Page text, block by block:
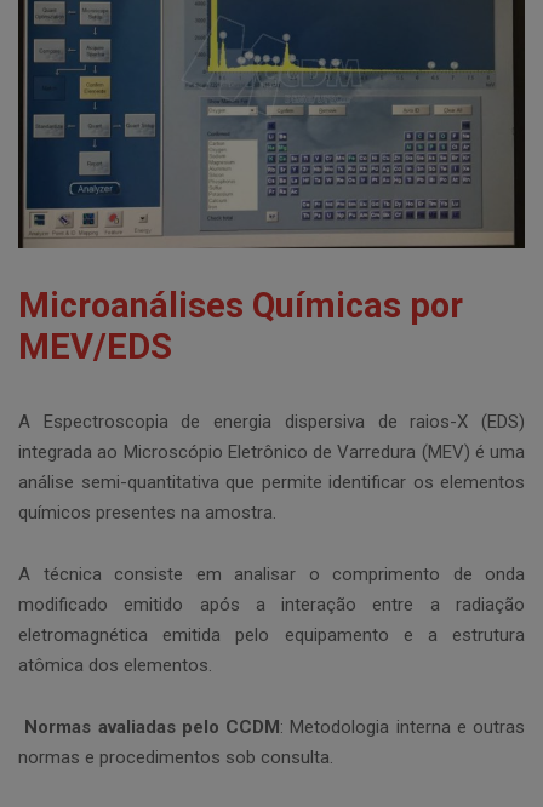
Microanálises Químicas por
MEV/EDS
A Espectroscopia de energia dispersiva de raios-X (EDS)
integrada ao Microscópio Eletrônico de Varredura (MEV) é uma
análise semi-quantitativa que permite identificar os elementos
químicos presentes na amostra.
A técnica consiste em analisar o comprimento de onda
modificado emitido após a interação entre a radiação
eletromagnética emitida pelo equipamento e a estrutura
atômica dos elementos.
Normas avaliadas pelo CCDM: Metodologia interna e outras
normas e procedimentos sob consulta.